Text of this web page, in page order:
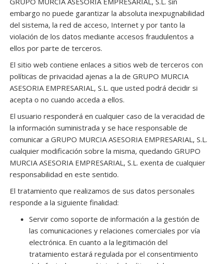
embargo no puede garantizar la absoluta inexpugnabilidad
del sistema, la red de acceso, Internet y por tanto la
violación de los datos mediante accesos fraudulentos a
ellos por parte de terceros.
El sitio web contiene enlaces a sitios web de terceros con
políticas de privacidad ajenas a la de GRUPO MURCIA
ASESORIA EMPRESARIAL, S.L. que usted podrá decidir si
acepta o no cuando acceda a ellos.
El usuario responderá en cualquier caso de la veracidad de
la información suministrada y se hace responsable de
comunicar a GRUPO MURCIA ASESORIA EMPRESARIAL, S.L.
cualquier modificación sobre la misma, quedando GRUPO
MURCIA ASESORIA EMPRESARIAL, S.L. exenta de cualquier
responsabilidad en este sentido.
El tratamiento que realizamos de sus datos personales
responde a la siguiente finalidad:
Servir como soporte de información a la gestión de
las comunicaciones y relaciones comerciales por vía
electrónica. En cuanto a la legitimación del
tratamiento estará regulada por el consentimiento